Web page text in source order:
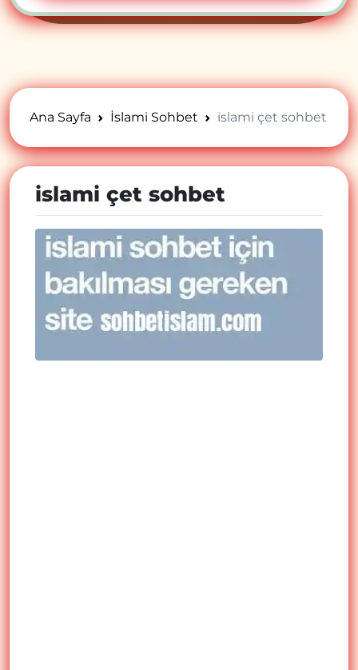
Ana Sayfa İslami Sohbet islami çet sohbet
islami çet sohbet